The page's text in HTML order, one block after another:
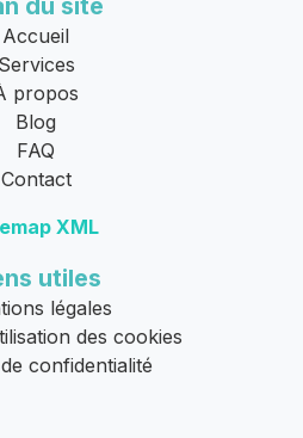
du site
Accueil
Services
propos
Blog
FAQ
Contact
XML
utiles
légales
des cookies
confidentialité